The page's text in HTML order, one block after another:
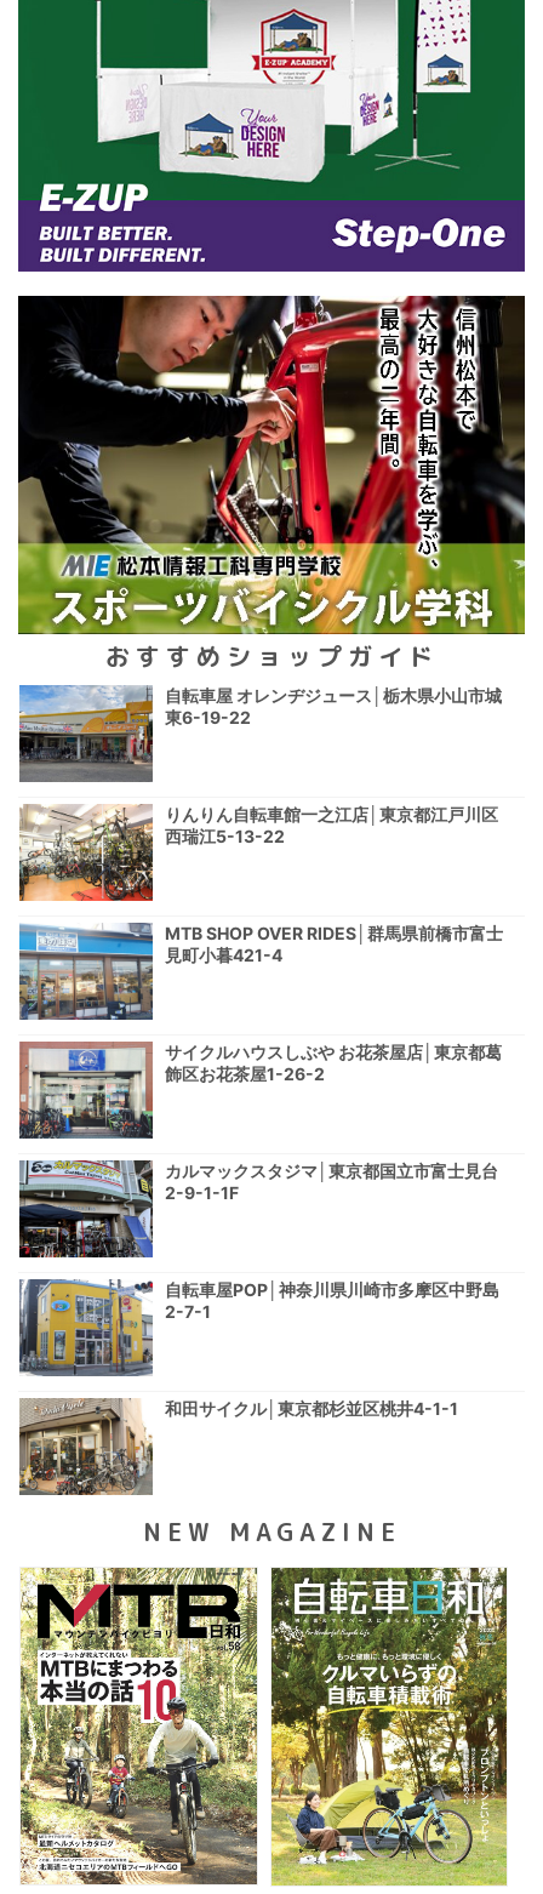
おすすめショップガイド
自転車屋 オレンヂジュース│栃木県小山市城
東6-19-22
りんりん自転車館一之江店│東京都江戸川区
西瑞江5-13-22
MTB SHOP OVER RIDES│群馬県前橋市富士
見町小暮421-4
サイクルハウスしぶや お花茶屋店│東京都葛
飾区お花茶屋1-26-2
カルマックスタジマ│東京都国立市富士見台
2-9-1-1F
自転車屋POP│神奈川県川崎市多摩区中野島
2-7-1
和田サイクル│東京都杉並区桃井4-1-1
NEW MAGAZINE